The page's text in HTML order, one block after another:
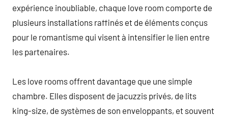
expérience inoubliable, chaque love room comporte de
plusieurs installations raffinés et de éléments conçus
pour le romantisme qui visent à intensifier le lien entre
les partenaires.
Les love rooms offrent davantage que une simple
chambre. Elles disposent de jacuzzis privés, de lits
king-size, de systèmes de son enveloppants, et souvent